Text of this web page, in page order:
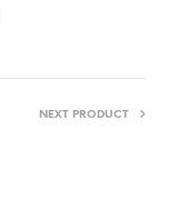
NEXT PRODUCT